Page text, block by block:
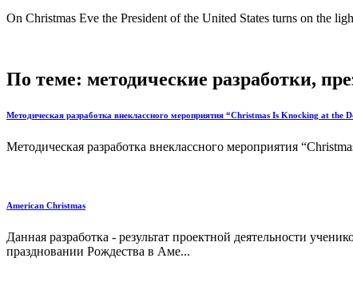
On Christmas Eve the President of the United States turns on the
По теме: методические разработки,
Методическая разработка внеклассного мероприятия “Christmas Is Knocking at
Методическая разработка внеклассного мероприятия
American Christmas
Данная разработка - результат проектной деятельности
праздновании Рождества в Аме...